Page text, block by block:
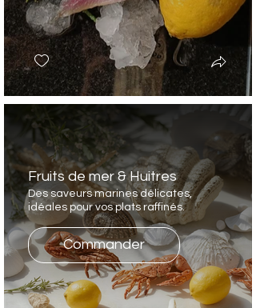
Fruits de mer & Huitres
Des saveurs marines délicates,
idéales pour vos plats raffinés.
Commander